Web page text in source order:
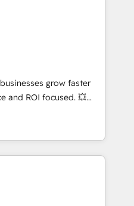
HubSpot
setup •
and data cleanups •
📈 End-to-
Lifecycle marketing and
enablement tools
strategies with
and 2,000+
across marketing,
grow faster
and ROI focused. 💥
that can help you
with your teams to
and improve user
marketing results.
optimising your